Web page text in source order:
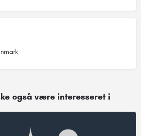
også være interesseret i